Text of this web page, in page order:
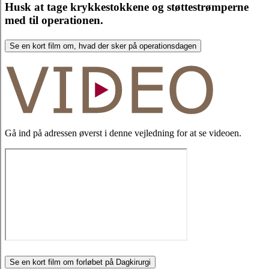
Husk at tage krykkestokkene og støttestrømperne
med til operationen.
Se en kort film om, hvad der sker på operationsdagen
Gå ind på adressen øverst i denne vejledning for at se videoen.
Se en kort film om forløbet på Dagkirurgi